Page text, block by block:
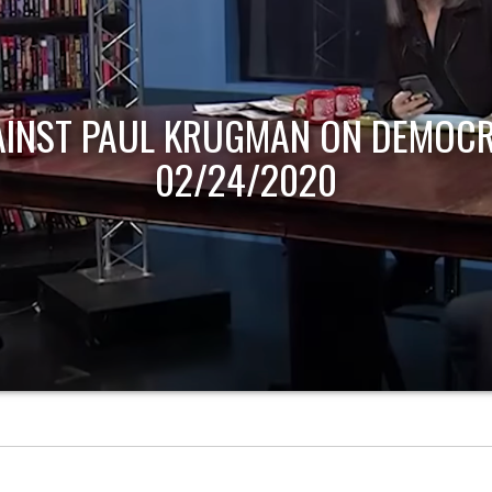
PAUL KRUGMAN ON
02/24/2020